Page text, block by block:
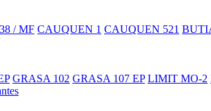
/ MF CAUQUEN 1 CAUQUEN 521
GRASA 102 GRASA 107 EP LIMIT MO-2